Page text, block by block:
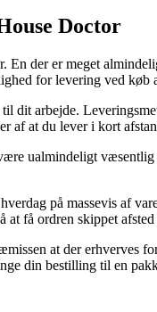
Doctor
der er meget
for levering ved
arbejde.
af at du lever i kort
ualmindeligt
på massevis af
at få ordren skippet
at der erhverves
din bestilling til en